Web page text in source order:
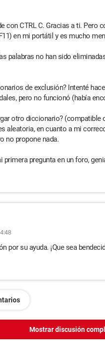
con CTRL C. Gracias a ti. Pero
en mi portátil y es mucho
palabras no han sido
de exclusión? Intenté
pero no funcionó (había
otro diccionario? (compatible
aleatoria, en cuanto a mi
no propone nada.
primera pregunta en un foro,
por su ayuda. ¡Que sea
Mostrar discusión